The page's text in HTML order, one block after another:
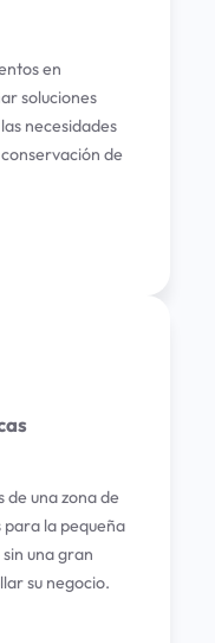
en
soluciones
necesidades
de
de una zona de
la pequeña
una gran
su negocio.